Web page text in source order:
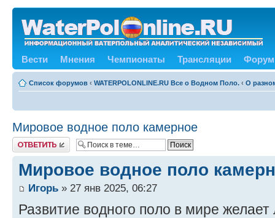
Вести Мнения Чемпионаты Трансляции Форум
Список форумов ‹ WATERPOLONLINE.RU Все о Водном Поло. ‹ О
Мировое водное поло камерное
Ответить
Мировое водное поло
Игорь » 27 янв 2025, 06:27
Развитие водного поло в мире желает